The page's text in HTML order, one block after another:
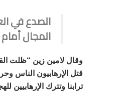
الصدع في
المجال
وقال لامين زين “ظلت
قتل الإرهابيون الناس
ترابنا وتترك الإرهابيين